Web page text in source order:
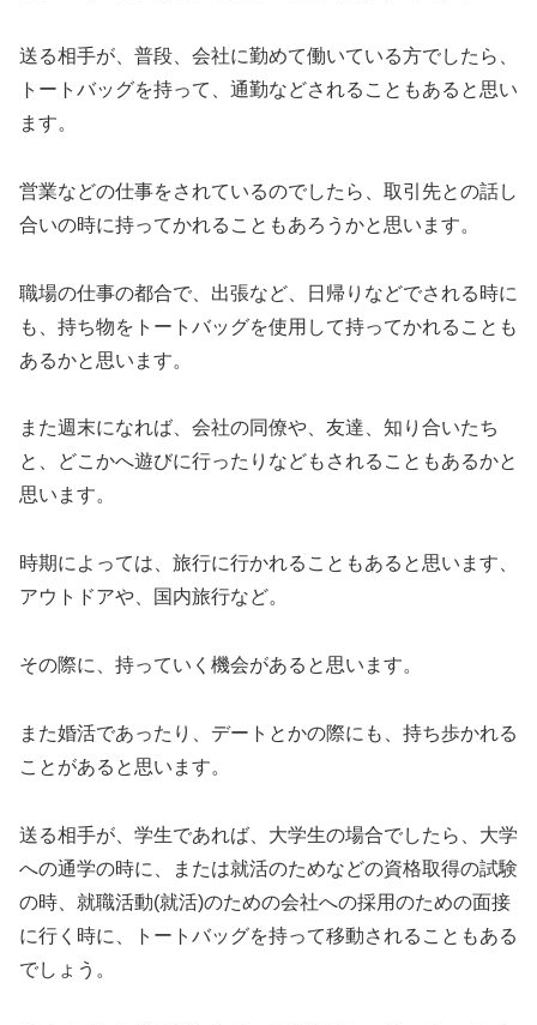
送る相手が、普段、会社に勤めて働いている方でしたら、
トートバッグを持って、通勤などされることもあると思い
ます。
営業などの仕事をされているのでしたら、取引先との話し
合いの時に持ってかれることもあろうかと思います。
職場の仕事の都合で、出張など、日帰りなどでされる時に
も、持ち物をトートバッグを使用して持ってかれることも
あるかと思います。
また週末になれば、会社の同僚や、友達、知り合いたち
と、どこかへ遊びに行ったりなどもされることもあるかと
思います。
時期によっては、旅行に行かれることもあると思います、
アウトドアや、国内旅行など。
その際に、持っていく機会があると思います。
また婚活であったり、デートとかの際にも、持ち歩かれる
ことがあると思います。
送る相手が、学生であれば、大学生の場合でしたら、大学
への通学の時に、または就活のためなどの資格取得の試験
の時、就職活動(就活)のための会社への採用のための面接
に行く時に、トートバッグを持って移動されることもある
でしょう。